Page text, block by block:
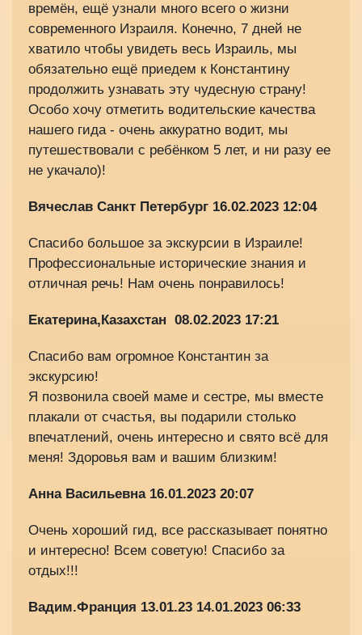
времён, ещё узнали много всего о жизни
современного Израиля. Конечно, 7 дней не
хватило чтобы увидеть весь Израиль, мы
обязательно ещё приедем к Константину
продолжить узнавать эту чудесную страну!
Особо хочу отметить водительские качества
нашего гида - очень аккуратно водит, мы
путешествовали с ребёнком 5 лет, и ни разу ее
не укачало)!
Вячеслав Санкт Петербург 16.02.2023 12:04
Спасибо большое за экскурсии в Израиле!
Профессиональные исторические знания и
отличная речь! Нам очень понравилось!
Екатерина,Казахстан 08.02.2023 17:21
Спасибо вам огромное Константин за
экскурсию!
Я позвонила своей маме и сестре, мы вместе
плакали от счастья, вы подарили столько
впечатлений, очень интересно и свято всё для
меня! Здоровья вам и вашим близким!
Анна Васильевна 16.01.2023 20:07
Очень хороший гид, все рассказывает понятно
и интересно! Всем советую! Спасибо за
отдых!!!
Вадим.Франция 13.01.23 14.01.2023 06:33